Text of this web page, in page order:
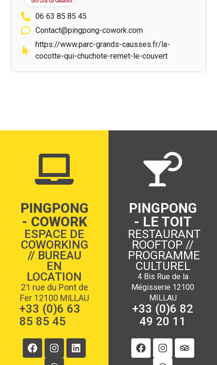
06 63 85 85 45
Contact@pingpong-cowork.com
https://www.parc-grands-causses.fr/la-
cocotte-qui-chuchote-remet-le-couvert
PINGPONG
- COWORK
ESPACE DE
COWORKING
// BUREAU
EN
LOCATION
21 rue du Pont de
Fer 12100 MILLAU
+33 (0)6 63
85 85 45
PINGPONG
- LE TOIT
RESTAURANT
ROOFTOP //
PROGRAMME
CULTUREL
4 Bis Rue de la
Mégisserie 12100
MILLAU
+33 (0)6 82
49 20 11